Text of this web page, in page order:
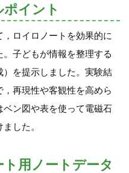
イント
ロイロノートを効果的に
子どもが情報を整理する
）を提示しました。実験結
再現性や客観性を高めら
ン図や表を使って電磁石
した。
用ノートデータ